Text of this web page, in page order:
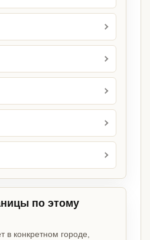
по этому
в конкретном городе,